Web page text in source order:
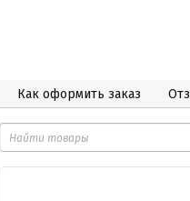
Как оформить заказ